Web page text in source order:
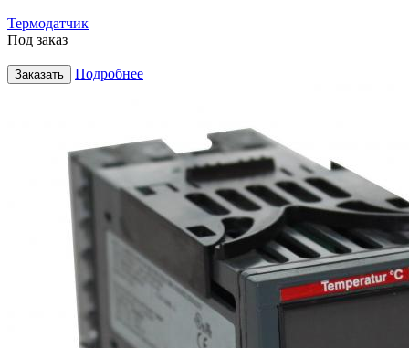
Термодатчик
Под заказ
Заказать Подробнее